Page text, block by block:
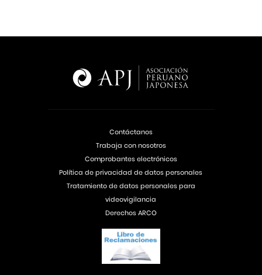
Contáctanos
Trabaja con nosotros
Comprobantes electrónicos
Política de privacidad de datos personales
Tratamiento de datos personales para
videovigilancia
Derechos ARCO